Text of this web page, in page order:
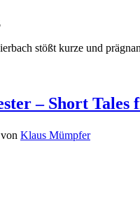
stößt kurze und
– Short Tales
von Klaus Mümpfer